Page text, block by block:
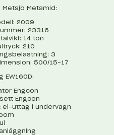
Metsjö Metamid:
2009
23316
14 ton
210
3
500/15-17
EW160D:
Engcon
Engcon
el-uttag i undervagn